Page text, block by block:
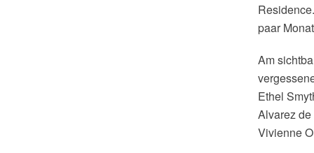
paar
Am
Ethel
Alvarez
Vivienne